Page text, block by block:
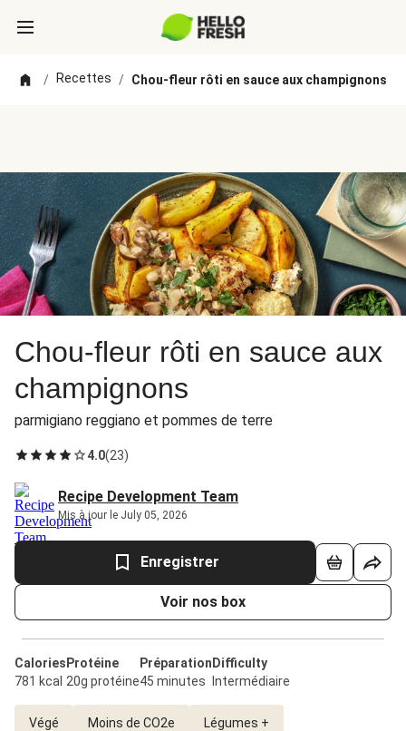
/ Recettes / Chou-fleur rôti en sauce aux champignons
Chou-fleur rôti en sauce aux
champignons
parmigiano reggiano et pommes de terre
4.0(23)
Recipe Development Team
Mis à jour le July 05, 2026
Enregistrer
Voir nos box
Calories
781 kcal
Protéine
20g protéine
Préparation
45 minutes
Difficulty
Intermédiaire
Végé Moins de CO2e Légumes +